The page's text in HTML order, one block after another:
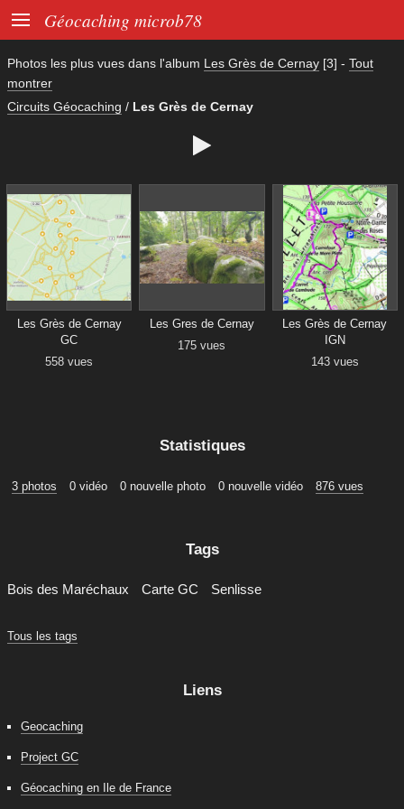
 Géocaching microb78
Photos les plus vues dans l'album Les Grès de Cernay [3] - Tout
montrer
Circuits Géocaching / Les Grès de Cernay

Les Grès de Cernay
GC
558 vues
Les Gres de Cernay
175 vues
Les Grès de Cernay
IGN
143 vues
Statistiques
3 photos 0 vidéo 0 nouvelle photo 0 nouvelle vidéo 876 vues
Tags
Bois des Maréchaux Carte GC Senlisse
Tous les tags
Liens
Geocaching
Project GC
Géocaching en Ile de France